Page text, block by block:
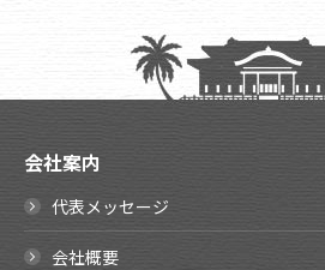
会社案内
代表メッセージ
会社概要